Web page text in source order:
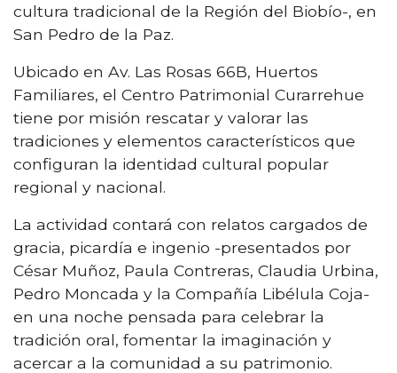
cultura tradicional de la Región del Biobío-, en
San Pedro de la Paz.
Ubicado en Av. Las Rosas 66B, Huertos
Familiares, el Centro Patrimonial Curarrehue
tiene por misión rescatar y valorar las
tradiciones y elementos característicos que
configuran la identidad cultural popular
regional y nacional.
La actividad contará con relatos cargados de
gracia, picardía e ingenio -presentados por
César Muñoz, Paula Contreras, Claudia Urbina,
Pedro Moncada y la Compañía Libélula Coja-
en una noche pensada para celebrar la
tradición oral, fomentar la imaginación y
acercar a la comunidad a su patrimonio.